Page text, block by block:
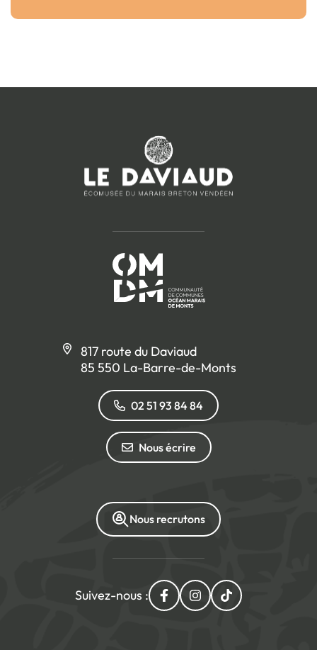
817 route du Daviaud
85 550 La-Barre-de-Monts
02 51 93 84 84
Nous écrire
Nous recrutons
Suivez-nous : Lien vers le compte
Lien vers le compte
Lien vers le